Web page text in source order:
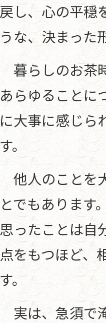
戻し、心の平穏
うな、決まった
暮らしのお茶
あらゆることに
に大事に感じら
す。
他人のことを
とでもあります
思ったことは自
点をもつほど、
す。
実は、急須で